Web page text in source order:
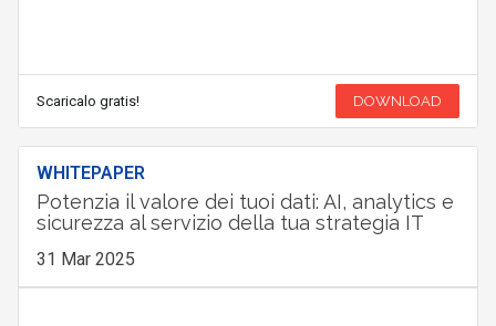
Scaricalo gratis! DOWNLOAD
WHITEPAPER
Potenzia il valore dei tuoi dati: AI, analytics e
sicurezza al servizio della tua strategia IT
31 Mar 2025